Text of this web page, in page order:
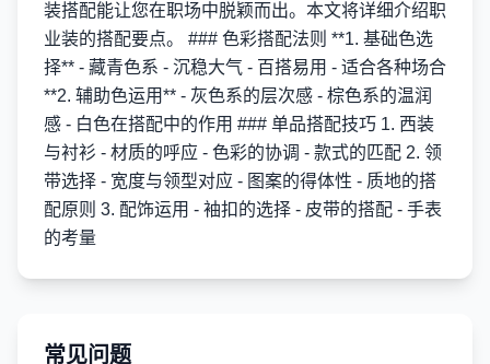
装搭配能让您在职场中脱颖而出。本文将详细介绍职
业装的搭配要点。 ### 色彩搭配法则 **1. 基础色选
择** - 藏青色系 - 沉稳大气 - 百搭易用 - 适合各种场合
**2. 辅助色运用** - 灰色系的层次感 - 棕色系的温润
感 - 白色在搭配中的作用 ### 单品搭配技巧 1. 西装
与衬衫 - 材质的呼应 - 色彩的协调 - 款式的匹配 2. 领
带选择 - 宽度与领型对应 - 图案的得体性 - 质地的搭
配原则 3. 配饰运用 - 袖扣的选择 - 皮带的搭配 - 手表
的考量
常见问题